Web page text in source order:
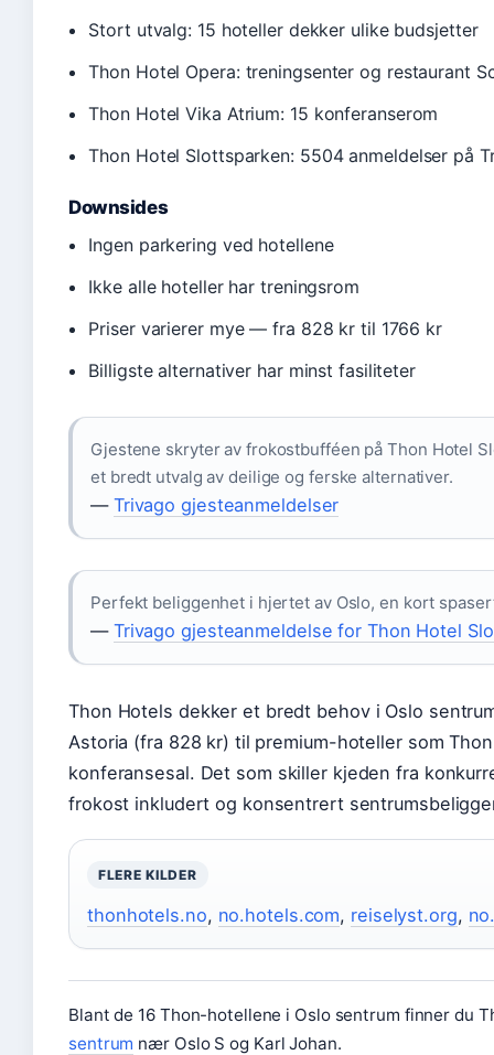
Stort utvalg: 15 hoteller dekker ulike budsjetter
Thon Hotel Opera: treningsenter og restaurant
Thon Hotel Vika Atrium: 15 konferanserom
Thon Hotel Slottsparken: 5504 anmeldelser på
Downsides
Ingen parkering ved hotellene
Ikke alle hoteller har treningsrom
Priser varierer mye — fra 828 kr til 1766 kr
Billigste alternativer har minst fasiliteter
Gjestene skryter av frokostbufféen på Thon Hotel
et bredt utvalg av deilige og ferske alternativer.
— Trivago gjesteanmeldelser
Perfekt beliggenhet i hjertet av Oslo, en kort
— Trivago gjesteanmeldelse for Thon Hotel
Thon Hotels dekker et bredt behov i Oslo
Astoria (fra 828 kr) til premium-hoteller som
konferansesal. Det som skiller kjeden fra
frokost inkludert og konsentrert
FLERE KILDER
thonhotels.no, no.hotels.com, reiselyst.org,
Blant de 16 Thon-hotellene i Oslo sentrum finner du
sentrum nær Oslo S og Karl Johan.